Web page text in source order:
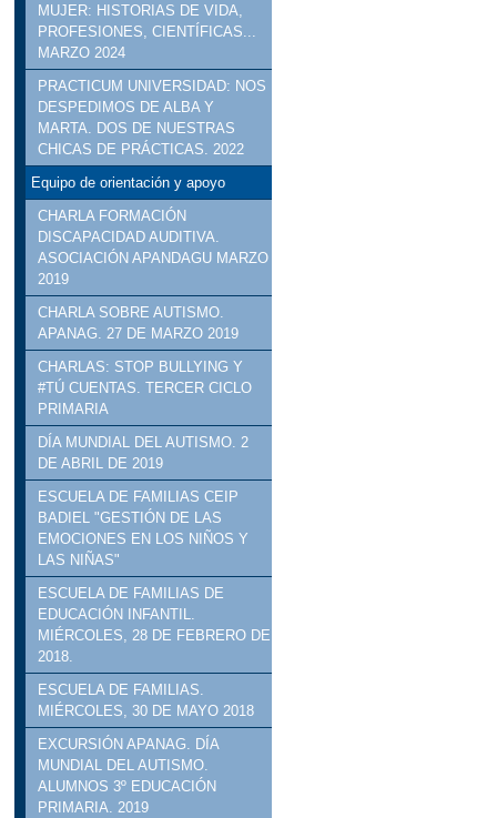
MUJER: HISTORIAS DE VIDA,
PROFESIONES, CIENTÍFICAS...
MARZO 2024
PRACTICUM UNIVERSIDAD: NOS
DESPEDIMOS DE ALBA Y
MARTA. DOS DE NUESTRAS
CHICAS DE PRÁCTICAS. 2022
Equipo de orientación y apoyo
CHARLA FORMACIÓN
DISCAPACIDAD AUDITIVA.
ASOCIACIÓN APANDAGU MARZO
2019
CHARLA SOBRE AUTISMO.
APANAG. 27 DE MARZO 2019
CHARLAS: STOP BULLYING Y
#TÚ CUENTAS. TERCER CICLO
PRIMARIA
DÍA MUNDIAL DEL AUTISMO. 2
DE ABRIL DE 2019
ESCUELA DE FAMILIAS CEIP
BADIEL "GESTIÓN DE LAS
EMOCIONES EN LOS NIÑOS Y
LAS NIÑAS"
ESCUELA DE FAMILIAS DE
EDUCACIÓN INFANTIL.
MIÉRCOLES, 28 DE FEBRERO DE
2018.
ESCUELA DE FAMILIAS.
MIÉRCOLES, 30 DE MAYO 2018
EXCURSIÓN APANAG. DÍA
MUNDIAL DEL AUTISMO.
ALUMNOS 3º EDUCACIÓN
PRIMARIA. 2019